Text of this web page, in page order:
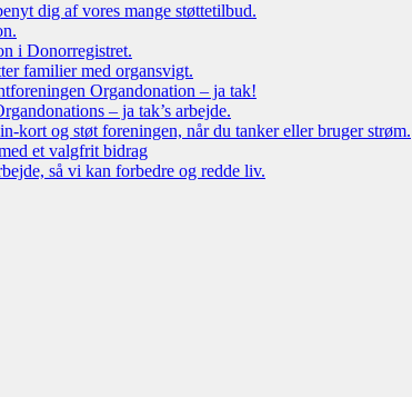
dig af vores mange støttetilbud.
i Donorregistret.
familier med organsvigt.
Organdonation – ja tak!
– ja tak’s arbejde.
kort og støt foreningen, når du tanker eller bruger strøm.
et valgfrit bidrag
så vi kan forbedre og redde liv.